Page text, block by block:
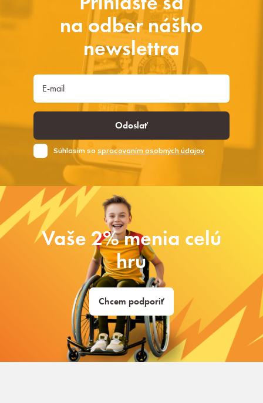
na odber nášho
newslettra
Odoslať
Súhlasim so spracovaním osobných údajov
Vaše 2% menia celú
hru
Chcem podporiť